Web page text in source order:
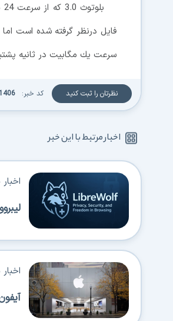
سرعت يك مگابيت در ثانيه
نظرتان را ثبت کنید کد خبر: 1406
اخبار مرتبط با این خبر
آیفون ۲۰۲۶ دوباره تعریف می‌شود؛ عرضه‌های پیاپی اپل